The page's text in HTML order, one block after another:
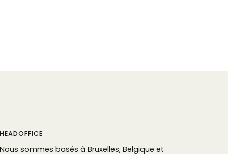
HEADOFFICE
Nous sommes basés à Bruxelles, Belgique et